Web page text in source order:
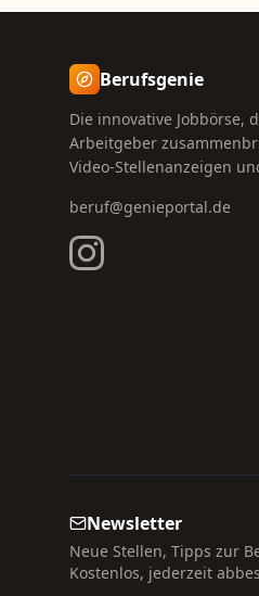
Berufsgenie
Die innovative Jobbörse,
Arbeitgeber
Video-Stellenanzeigen
beruf@genieportal.de
Newsletter
Neue Stellen, Tipps zur
Kostenlos, jederzeit